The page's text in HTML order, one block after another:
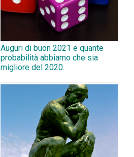
Auguri di buon 2021 e quante
probabilità abbiamo che sia
migliore del 2020.